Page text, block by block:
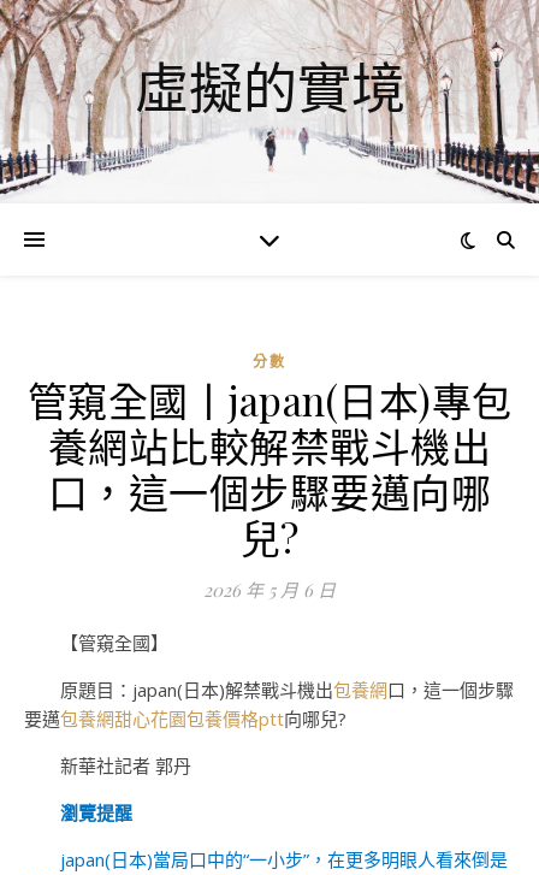
虛擬的實境
分數
管窺全國丨japan(日本)專包
養網站比較解禁戰斗機出
口，這一個步驟要邁向哪
兒?
2026 年 5 月 6 日
【管窺全國】
原題目：japan(日本)解禁戰斗機出包養網口，這一個步驟
要邁包養網甜心花園包養價格ptt向哪兒?
新華社記者 郭丹
瀏覽提醒
japan(日本)當局口中的“一小步”，在更多明眼人看來倒是